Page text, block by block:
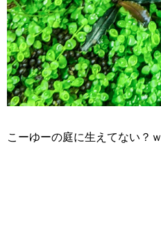
こーゆーの庭に生えてない？ｗ